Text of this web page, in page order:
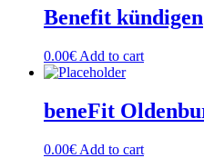
Benefit kündigen
0.00€ Add to cart
beneFit
0.00€ Add to cart